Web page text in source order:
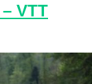
VTT